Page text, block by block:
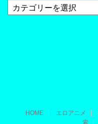
テ
HOME エロアニメ
索